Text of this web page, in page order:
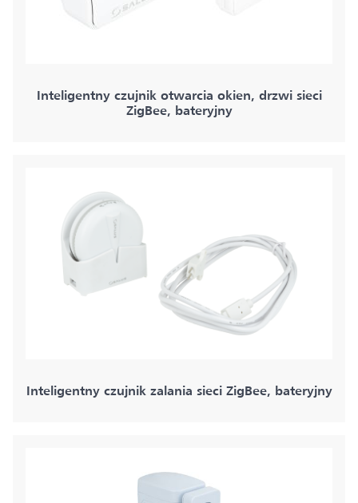
Inteligentny czujnik otwarcia okien, drzwi sieci
ZigBee, bateryjny
Inteligentny czujnik zalania sieci ZigBee, bateryjny